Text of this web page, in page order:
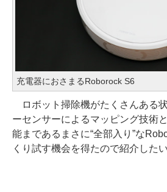
充電器におさまるRoborock S6
ロボット掃除機がたくさんある
ーセンサーによるマッピング技術
能まであるまさに“全部入り”な
くり試す機会を得たので紹介したい